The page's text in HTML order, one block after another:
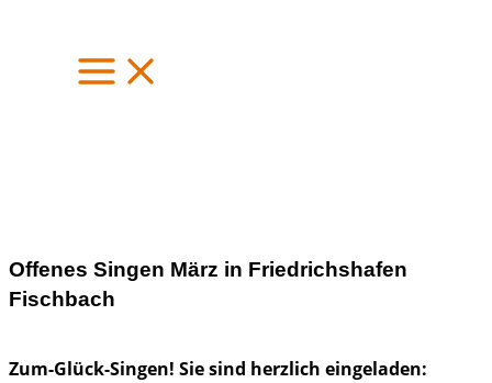
springen
Offenes Singen März in Friedrichshafen
Fischbach
Zum-Glück-Singen! Sie sind herzlich eingeladen: